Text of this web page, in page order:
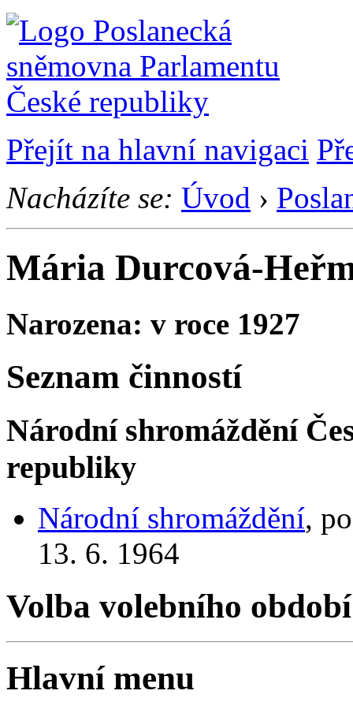
Přejít na hlavní navigaci
Nacházíte se: Úvod ›
Mária Durcová-
Narozena: v roce 1927
Seznam činností
Národní shromáždění
republiky
Národní shromáždění,
13. 6. 1964
Volba volebního období
Hlavní menu